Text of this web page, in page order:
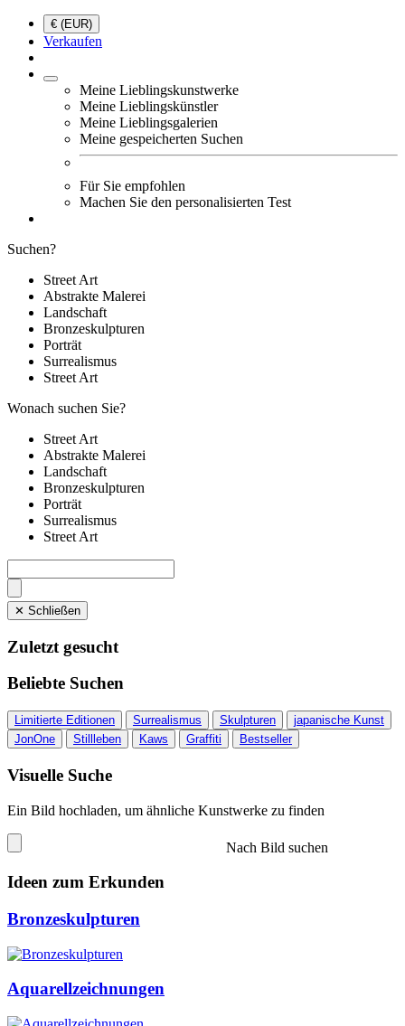
€ (EUR)
Verkaufen
Meine Lieblingskunstwerke
Meine Lieblingskünstler
Meine Lieblingsgalerien
Meine gespeicherten Suchen
Für Sie empfohlen
Machen Sie den personalisierten Test
Suchen?
Street Art
Abstrakte Malerei
Landschaft
Bronzeskulpturen
Porträt
Surrealismus
Street Art
Wonach suchen Sie?
Street Art
Abstrakte Malerei
Landschaft
Bronzeskulpturen
Porträt
Surrealismus
Street Art
✕ Schließen
Zuletzt gesucht
Beliebte Suchen
Limitierte Editionen Surrealismus Skulpturen
japanische Kunst
JonOne
Stillleben Kaws Graffiti Bestseller
Visuelle Suche
Ein Bild hochladen, um ähnliche Kunstwerke zu finden
Nach Bild suchen
Ideen zum Erkunden
Bronzeskulpturen
Aquarellzeichnungen